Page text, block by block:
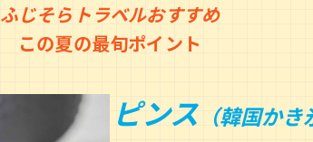
ふじそらトラベルおすすめ
この夏の最旬ポイント
ピンス（韓国かき